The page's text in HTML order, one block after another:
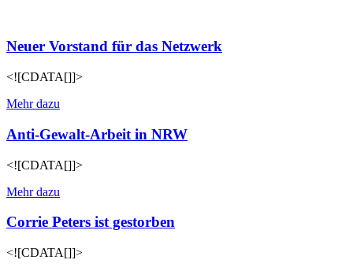
Neuer Vorstand für das Netzwerk
<![CDATA[]]>
Mehr dazu
Anti-Gewalt-Arbeit in NRW
<![CDATA[]]>
Mehr dazu
Corrie Peters ist gestorben
<![CDATA[]]>